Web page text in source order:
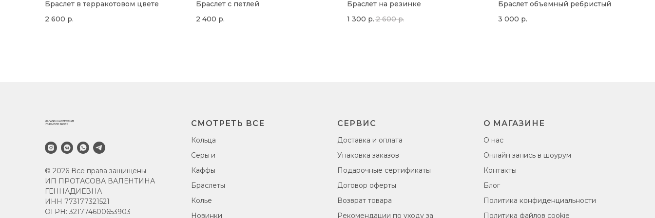
Браслет в терракотовом цвете
2 600 р.
Браслет с петлей
2 400 р.
Браслет на резинке
1 300 р. 2 600 р.
Браслет объемный ребристый
3 000 р.
© 2026 Все права защищены
ИП ПРОТАСОВА ВАЛЕНТИНА
ГЕННАДИЕВНА
ИНН 773177321521
ОГРН: 321774600653903
СМОТРЕТЬ ВСЕ
Кольца
Серьги
Каффы
Браслеты
Колье
Новинки
СЕРВИС
Доставка и оплата
Упаковка заказов
Подарочные сертификаты
Договор оферты
Возврат товара
Рекомендации по уходу за
О МАГАЗИНЕ
О нас
Онлайн запись в шоурум
Контакты
Блог
Политика конфиденциальности
Политика файлов cookie